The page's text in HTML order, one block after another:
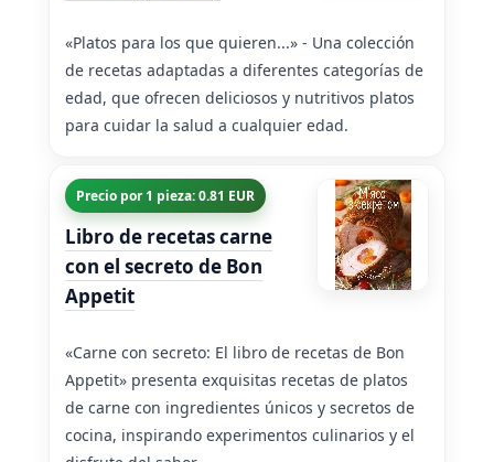
«Platos para los que quieren...» - Una colección
de recetas adaptadas a diferentes categorías de
edad, que ofrecen deliciosos y nutritivos platos
para cuidar la salud a cualquier edad.
Precio por 1 pieza: 0.81 EUR
Libro de recetas carne
con el secreto de Bon
Appetit
«Carne con secreto: El libro de recetas de Bon
Appetit» presenta exquisitas recetas de platos
de carne con ingredientes únicos y secretos de
cocina, inspirando experimentos culinarios y el